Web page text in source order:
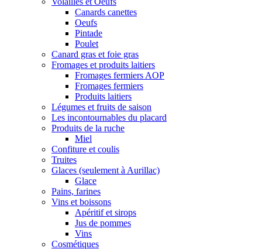
Canards canettes
Oeufs
Pintade
Poulet
Canard gras et foie gras
Fromages et produits laitiers
Fromages fermiers AOP
Fromages fermiers
Produits laitiers
Légumes et fruits de saison
Les incontournables du placard
Produits de la ruche
Miel
Confiture et coulis
Truites
Glaces (seulement à Aurillac)
Glace
Pains, farines
Vins et boissons
Apéritif et sirops
Jus de pommes
Vins
Cosmétiques